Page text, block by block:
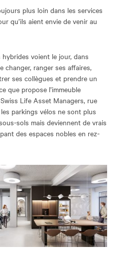
plus loin dans les services
qu’ils aient envie de venir au
hybrides voient le jour, dans
changer, ranger ses affaires,
ses collègues et prendre un
que propose l’immeuble
Life Asset Managers, rue
parkings vélos ne sont plus
sols mais deviennent de vrais
des espaces nobles en rez-